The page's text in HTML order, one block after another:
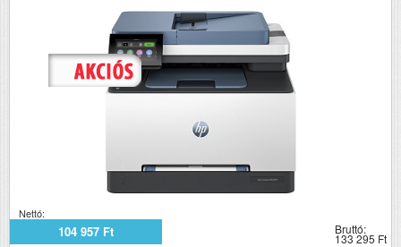
Nettó:
104 957 Ft Bruttó:
133 295 Ft